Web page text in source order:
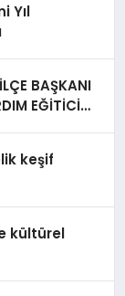
Yıl
BAŞKANI
EĞİTİCİ
keşif
kültürel